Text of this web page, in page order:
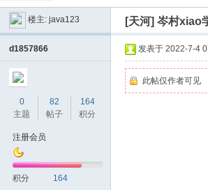
» › ›
楼主: java123 [天河] 岑村xiao
d1857866
0
主题
82
帖子
164
积分
注册会员
积分 164
发表于 2022-7-4
此帖仅作者可见